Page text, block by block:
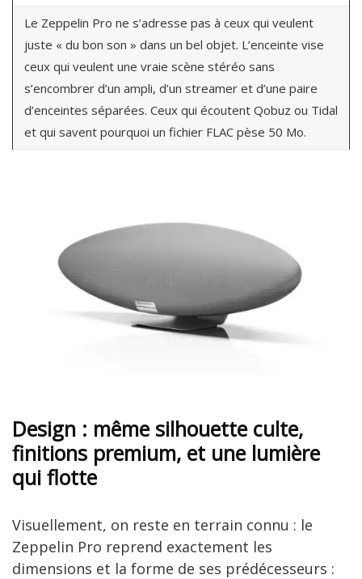
Le Zeppelin Pro ne s’adresse pas à ceux qui veulent
juste « du bon son » dans un bel objet. L’enceinte vise
ceux qui veulent une vraie scène stéréo sans
s’encombrer d’un ampli, d’un streamer et d’une paire
d’enceintes séparées. Ceux qui écoutent Qobuz ou Tidal
et qui savent pourquoi un fichier FLAC pèse 50 Mo.
Design : même silhouette culte,
finitions premium, et une lumière
qui flotte
Visuellement, on reste en terrain connu : le
Zeppelin Pro reprend exactement les
dimensions et la forme de ses prédécesseurs :